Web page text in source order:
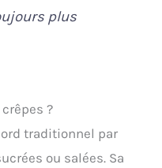
plus
?
traditionnel par
ou salées. Sa